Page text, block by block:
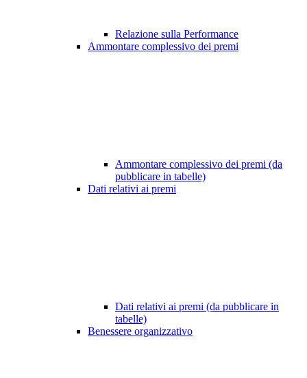
Relazione sulla Performance
Ammontare complessivo dei premi
Ammontare complessivo dei premi (da
pubblicare in tabelle)
Dati relativi ai premi
Dati relativi ai premi (da pubblicare in
tabelle)
Benessere organizzativo